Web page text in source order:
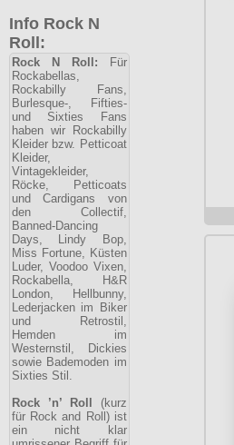
Info Rock N
Roll:
Rock N Roll: Für
Rockabellas,
Rockabilly Fans,
Burlesque-, Fifties-
und Sixties Fans
haben wir Rockabilly
Kleider bzw. Petticoat
Kleider,
Vintagekleider,
Röcke, Petticoats
und Cardigans von
den Collectif,
Banned-Dancing
Days, Lindy Bop,
Miss Fortune, Küsten
Luder, Voodoo Vixen,
Rockabella, H&R
London, Hellbunny,
Lederjacken im Biker
und Retrostil,
Hemden im
Westernstil, Dickies
sowie Bademoden im
Sixties Stil.
Rock ’n’ Roll
(kurz
für Rock and Roll) ist
ein nicht klar